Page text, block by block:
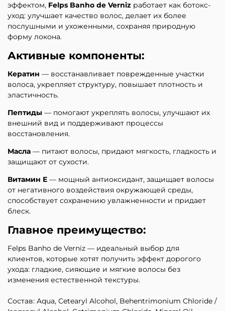
эффектом, Felps Banho de Verniz работает как ботокс-
уход: улучшает качество волос, делает их более
послушными и ухоженными, сохраняя природную
форму локона.
Активные компоненты:
Кератин — восстанавливает поврежденные участки
волоса, укрепляет структуру, повышает плотность и
эластичность.
Пептиды — помогают укреплять волосы, улучшают их
внешний вид и поддерживают процессы
восстановления.
Масла — питают волосы, придают мягкость, гладкость и
защищают от сухости.
Витамин Е — мощный антиоксидант, защищает волосы
от негативного воздействия окружающей среды,
способствует сохранению увлажненности и придает
блеск.
Главное преимущество:
Felps Banho de Verniz — идеальный выбор для
клиентов, которые хотят получить эффект дорогого
ухода: гладкие, сияющие и мягкие волосы без
изменения естественной текстуры.
Состав: Aqua, Cetearyl Alcohol, Behentrimonium Chloride /